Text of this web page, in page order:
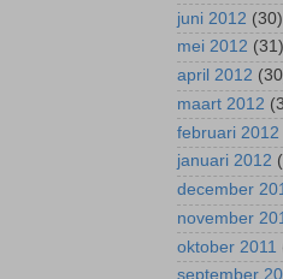
juni 2012 (30)
mei 2012 (31)
april 2012
maart 2012
februari 2012
januari 2012
december
november
oktober 2011
september